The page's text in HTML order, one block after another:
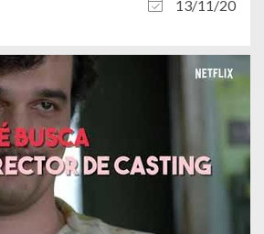
13/11/20